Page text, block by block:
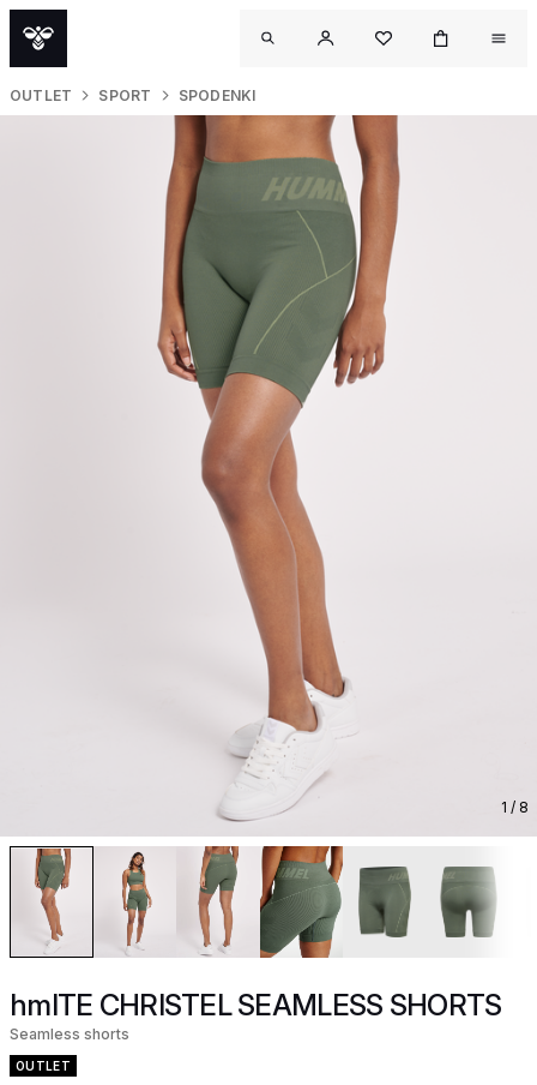
OUTLET SPORT SPODENKI
1 / 8
hmlTE CHRISTEL SEAMLESS SHORTS
Seamless shorts
OUTLET